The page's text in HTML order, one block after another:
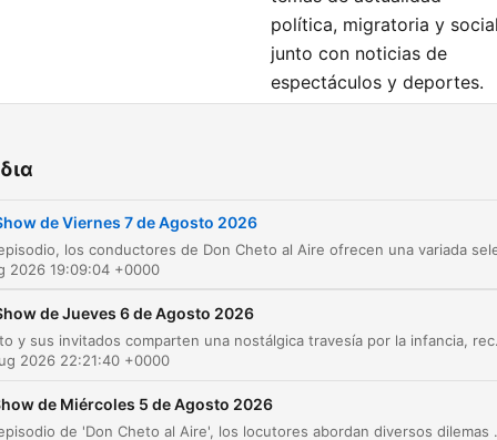
política, migratoria y
junto con noticias de
espectáculos y deportes.
Finalmente, el episodio
y un espacio dedicado a
personales y salud mental.
de Viernes 7 de Agosto 2026
2026 19:09:04 +0000
de Jueves 6 de Agosto 2026
Don Cheto y sus invitados comparten una nostálgica travesía por la infancia,
2026 22:21:40 +0000
de Miércoles 5 de Agosto 2026
En este episodio de 'Don Cheto al Aire', los locutores abordan diversos dilemas personales en la sección 'Las Desorientadas',